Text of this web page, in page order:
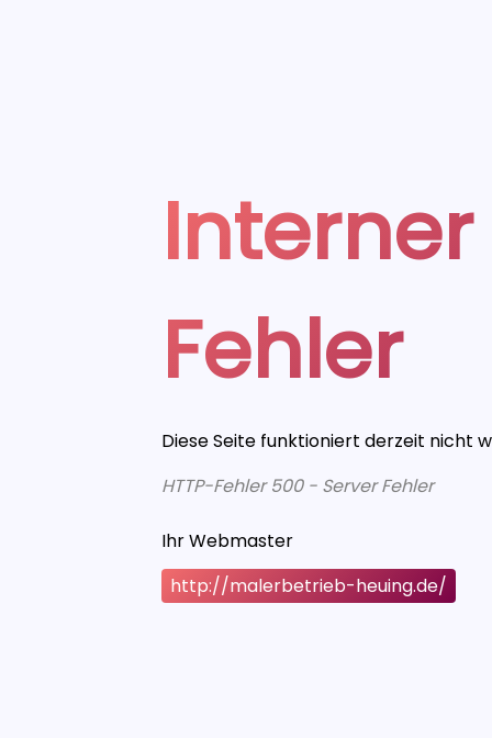
Fehler
Diese Seite funktioniert derzeit nicht
HTTP-Fehler 500 - Server Fehler
Ihr Webmaster
http://malerbetrieb-heuing.de/